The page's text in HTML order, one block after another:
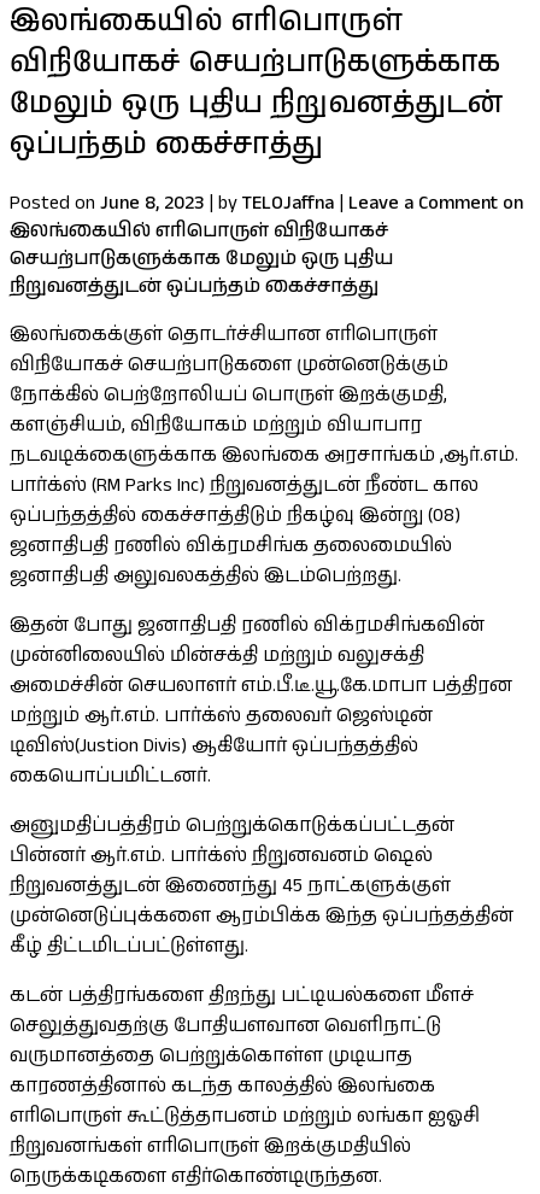
இலங்கையில் எரிபொருள்
விநியோகச் செயற்பாடுகளுக்காக
மேலும் ஒரு புதிய நிறுவனத்துடன்
ஒப்பந்தம் கைச்சாத்து
Posted on June 8, 2023 | byTELOJaffna | Leave a Comment on
இலங்கையில் எரிபொருள் விநியோகச்
செயற்பாடுகளுக்காக மேலும் ஒரு புதிய
நிறுவனத்துடன் ஒப்பந்தம் கைச்சாத்து
இலங்கைக்குள் தொடர்ச்சியான எரிபொருள்
விநியோகச் செயற்பாடுகளை முன்னெடுக்கும்
நோக்கில் பெற்றோலியப் பொருள் இறக்குமதி,
களஞ்சியம், விநியோகம் மற்றும் வியாபார
நடவடிக்கைளுக்காக இலங்கை அரசாங்கம் ,ஆர்.எம்.
பார்க்ஸ் (RM Parks Inc) நிறுவனத்துடன் நீண்ட கால
ஒப்பந்தத்தில் கைச்சாத்திடும் நிகழ்வு இன்று (08)
ஜனாதிபதி ரணில் விக்ரமசிங்க தலைமையில்
ஜனாதிபதி அலுவலகத்தில் இடம்பெற்றது.
இதன் போது ஜனாதிபதி ரணில் விக்ரமசிங்கவின்
முன்னிலையில் மின்சக்தி மற்றும் வலுசக்தி
அமைச்சின் செயலாளர் எம்.பீ.டீ.யூ.கே.மாபா பத்திரன
மற்றும் ஆர்.எம். பார்க்ஸ் தலைவர் ஜெஸ்டின்
டிவிஸ்(Justion Divis) ஆகியோர் ஒப்பந்தத்தில்
கையொப்பமிட்டனர்.
அனுமதிப்பத்திரம் பெற்றுக்கொடுக்கப்பட்டதன்
பின்னர் ஆர்.எம். பார்க்ஸ் நிறுனவனம் ஷெல்
நிறுவனத்துடன் இணைந்து 45 நாட்களுக்குள்
முன்னெடுப்புக்களை ஆரம்பிக்க இந்த ஒப்பந்தத்தின்
கீழ் திட்டமிடப்பட்டுள்ளது.
கடன் பத்திரங்களை திறந்து பட்டியல்களை மீளச்
செலுத்துவதற்கு போதியளவான வெளிநாட்டு
வருமானத்தை பெற்றுக்கொள்ள முடியாத
காரணத்தினால் கடந்த காலத்தில் இலங்கை
எரிபொருள் கூட்டுத்தாபனம் மற்றும் லங்கா ஐஓசி
நிறுவனங்கள் எரிபொருள் இறக்குமதியில்
நெருக்கடிகளை எதிர்கொண்டிருந்தன.